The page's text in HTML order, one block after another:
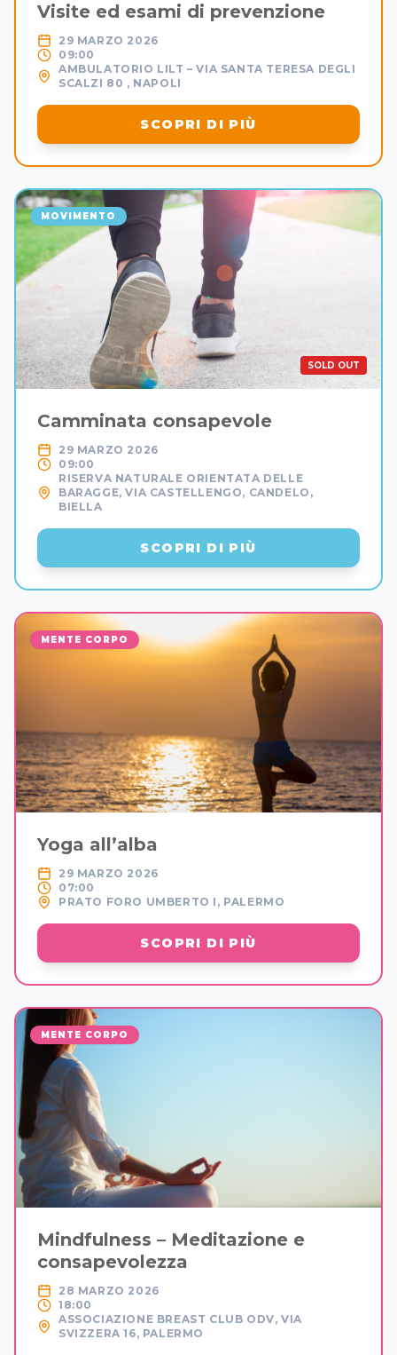
Visite ed esami di prevenzione
29 MARZO 2026
09:00
AMBULATORIO LILT – VIA SANTA TERESA DEGLI
SCALZI 80 , NAPOLI
SCOPRI DI PIÙ
MOVIMENTO
SOLD OUT
Camminata consapevole
29 MARZO 2026
09:00
RISERVA NATURALE ORIENTATA DELLE
BARAGGE, VIA CASTELLENGO, CANDELO,
BIELLA
SCOPRI DI PIÙ
MENTE CORPO
Yoga all’alba
29 MARZO 2026
07:00
PRATO FORO UMBERTO I, PALERMO
SCOPRI DI PIÙ
MENTE CORPO
Mindfulness – Meditazione e
consapevolezza
28 MARZO 2026
18:00
ASSOCIAZIONE BREAST CLUB ODV, VIA
SVIZZERA 16, PALERMO